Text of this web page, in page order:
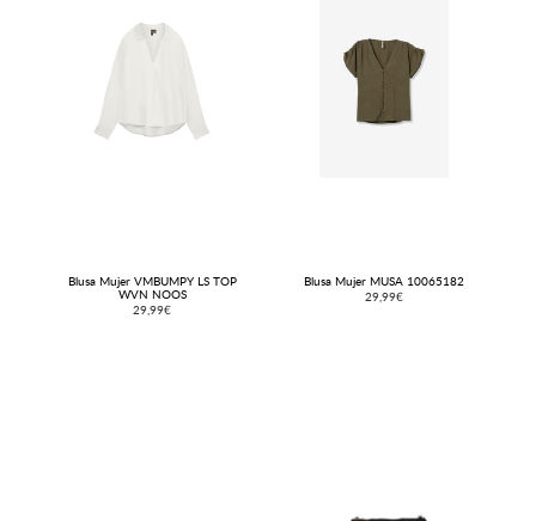
Blusa Mujer VMBUMPY LS TOP
WVN NOOS
29,99€
Blusa Mujer MUSA 10065182
29,99€